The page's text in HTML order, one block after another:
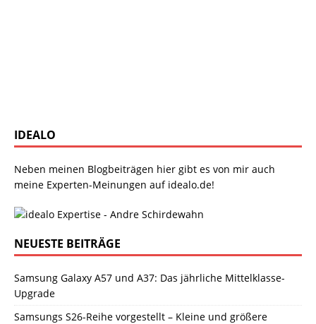
IDEALO
Neben meinen Blogbeiträgen hier gibt es von mir auch
meine Experten-Meinungen auf idealo.de!
NEUESTE BEITRÄGE
Samsung Galaxy A57 und A37: Das jährliche Mittelklasse-
Upgrade
Samsungs S26-Reihe vorgestellt – Kleine und größere